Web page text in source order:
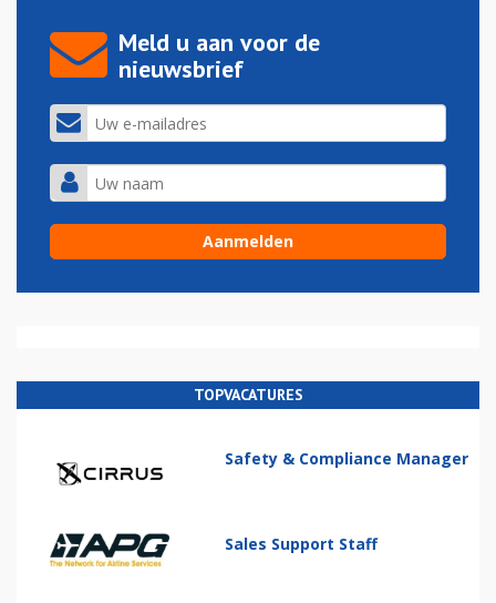
Meld u aan voor de
nieuwsbrief
TOPVACATURES
Safety & Compliance Manager
Sales Support Staff